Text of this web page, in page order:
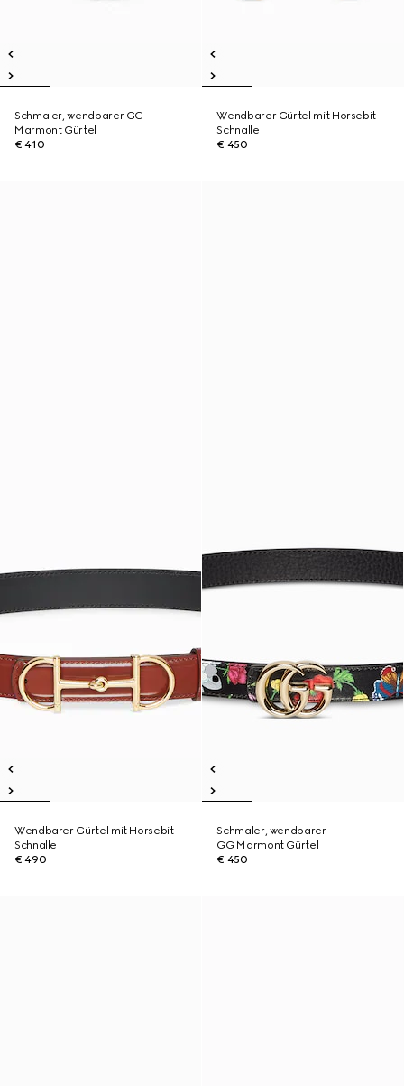
Schmaler, wendbarer GG
Marmont Gürtel
€ 410
Wendbarer Gürtel mit Horsebit-
Schnalle
€ 450
Wendbarer Gürtel mit Horsebit-
Schnalle
€ 490
Schmaler, wendbarer
GG Marmont Gürtel
€ 450